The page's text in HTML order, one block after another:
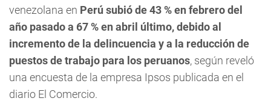
venezolana en Perú subió de 43 % en febrero del
año pasado a 67 % en abril último, debido al
incremento de la delincuencia y a la reducción de
puestos de trabajo para los peruanos, según reveló
una encuesta de la empresa Ipsos publicada en el
diario El Comercio.